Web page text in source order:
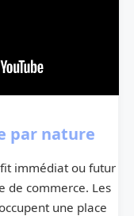
par nature
immédiat ou futur
de commerce. Les
une place